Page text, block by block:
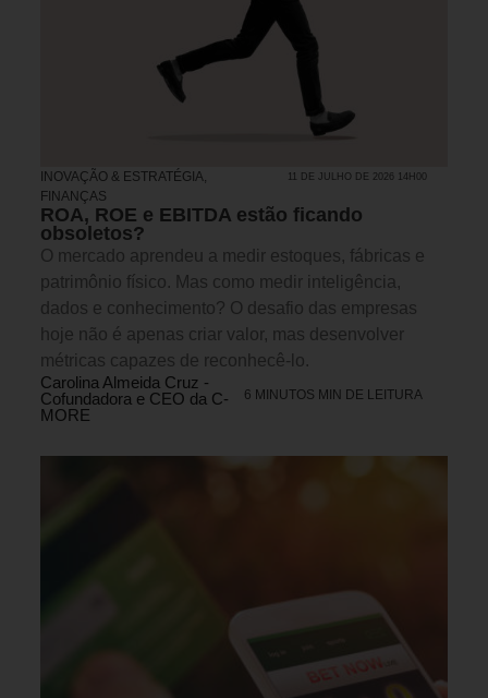
INOVAÇÃO & ESTRATÉGIA,
FINANÇAS
11 DE JULHO DE 2026 14H00
ROA, ROE e EBITDA estão ficando
obsoletos?
O mercado aprendeu a medir estoques, fábricas e
patrimônio físico. Mas como medir inteligência,
dados e conhecimento? O desafio das empresas
hoje não é apenas criar valor, mas desenvolver
métricas capazes de reconhecê-lo.
Carolina Almeida Cruz -
Cofundadora e CEO da C-
MORE
6 MINUTOS MIN DE LEITURA